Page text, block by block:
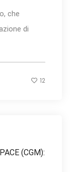
che
di
12
(CGM):